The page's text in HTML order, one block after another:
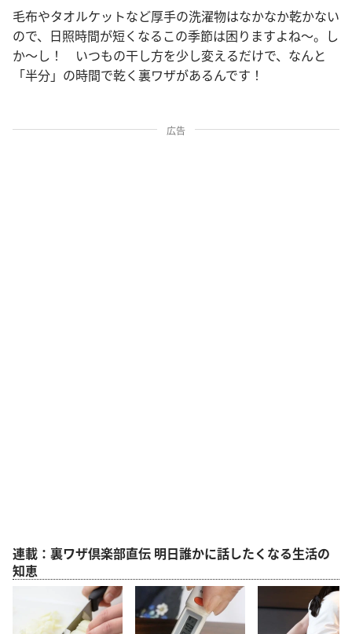
毛布やタオルケットなど厚手の洗濯物はなかなか乾かない
ので、日照時間が短くなるこの季節は困りますよね〜。し
か〜し！ いつもの干し方を少し変えるだけで、なんと
「半分」の時間で乾く裏ワザがあるんです！
広告
連載：裏ワザ倶楽部直伝 明日誰かに話したくなる生活の
知恵